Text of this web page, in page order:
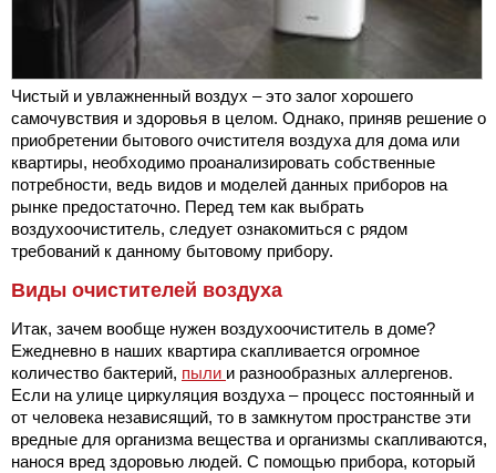
Чистый и увлажненный воздух – это залог хорошего
самочувствия и здоровья в целом. Однако, приняв решение о
приобретении бытового очистителя воздуха для дома или
квартиры, необходимо проанализировать собственные
потребности, ведь видов и моделей данных приборов на
рынке предостаточно. Перед тем как выбрать
воздухоочиститель, следует ознакомиться с рядом
требований к данному бытовому прибору.
Виды очистителей воздуха
Итак, зачем вообще нужен воздухоочиститель в доме?
Ежедневно в наших квартира скапливается огромное
количество бактерий, пыли и разнообразных аллергенов.
Если на улице циркуляция воздуха – процесс постоянный и
от человека независящий, то в замкнутом пространстве эти
вредные для организма вещества и организмы скапливаются,
нанося вред здоровью людей. С помощью прибора, который